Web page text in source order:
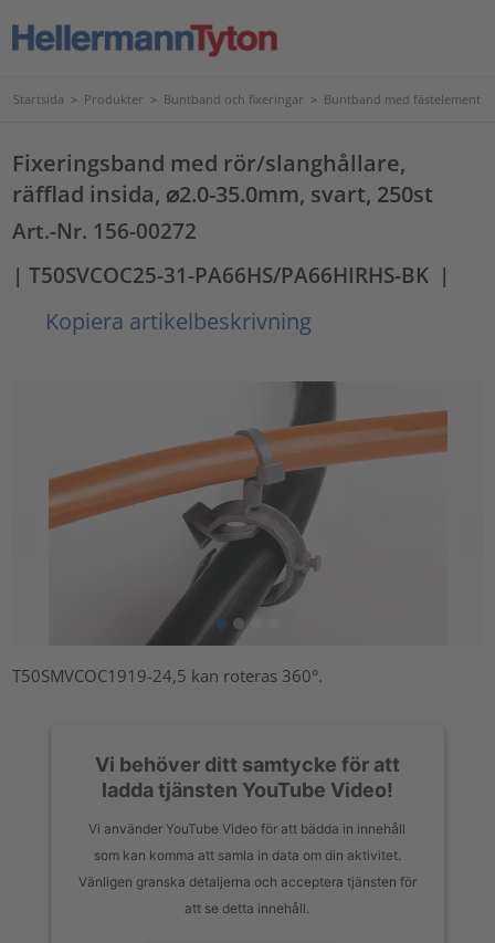
Startsida > Produkter > Buntband och fixeringar > Buntband med fästelement
Fixeringsband med rör/slanghållare,
räfflad insida, ⌀2.0-35.0mm, svart, 250st
Art.-Nr. 156-00272
| T50SVCOC25-31-PA66HS/PA66HIRHS-BK |
Kopiera artikelbeskrivning
T50SMVCOC1919-24,5 kan roteras 360°.
Vi behöver ditt samtycke för att
ladda tjänsten YouTube Video!
Vi använder YouTube Video för att bädda in innehåll
som kan komma att samla in data om din aktivitet.
Vänligen granska detaljerna och acceptera tjänsten för
att se detta innehåll.